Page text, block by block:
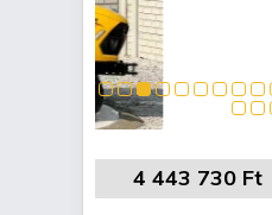
4 443 730 Ft